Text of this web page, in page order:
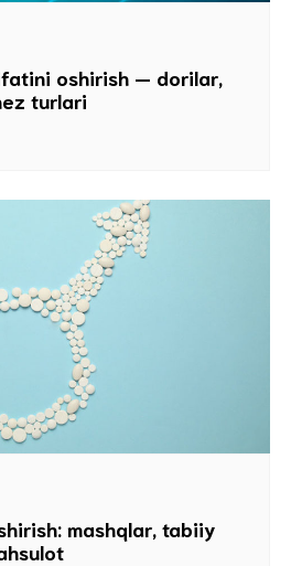
oshirish — dorilar,
turlari
mashqlar, tabiiy